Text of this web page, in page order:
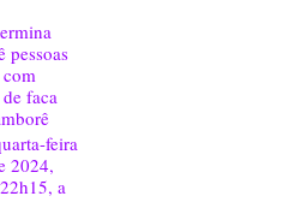
pessoas
faca
feira
2024,
a